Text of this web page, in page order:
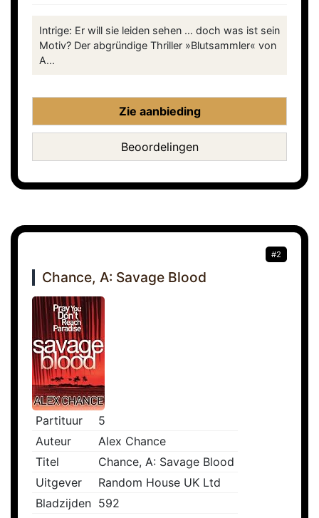
Intrige: Er will sie leiden sehen … doch was ist sein
Motiv? Der abgründige Thriller »Blutsammler« von
A...
Zie aanbieding
Beoordelingen
#2
Chance, A: Savage Blood
Partituur
5
Auteur
Alex Chance
Titel
Chance, A: Savage Blood
Uitgever
Random House UK Ltd
Bladzijden 592